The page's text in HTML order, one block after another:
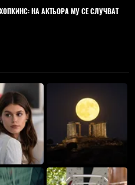
НА АКТЬОРА МУ СЕ СЛУЧВАТ